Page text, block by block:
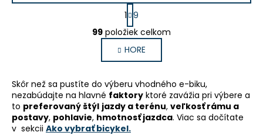
O
v
l
á
d
a
c
i
e
S
t
r
á
n
k
v
a
n
i
e
1 9
99 položiek celkom
HORE
Skôr než sa pustíte do výberu vhodného e-biku,
nezabúdajte na hlavné faktory ktoré zavážia pri výbere a
to preferovaný štýl jazdy a terénu, veľkosť rámu a
postavy, pohlavie, hmotnosť jazdca. Viac sa dočítate
v sekcii Ako vybrať bicykel.